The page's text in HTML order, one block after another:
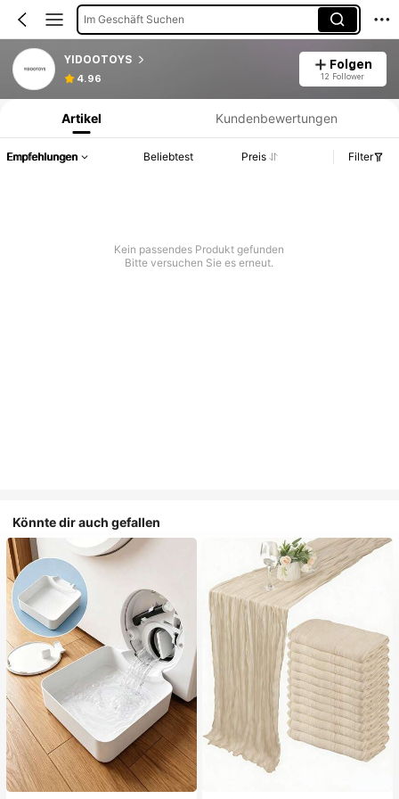
Im Geschäft Suchen
YIDOOTOYS
4.96
Folgen
12 Follower
Produktinformation: Preisangabe, Verkaufs- und Lagerbestandsdetails.
Artikel Kundenbewertungen
Empfehlungen Beliebtest Preis Filter
Kein passendes Produkt gefunden
Bitte versuchen Sie es erneut.
Könnte dir auch gefallen